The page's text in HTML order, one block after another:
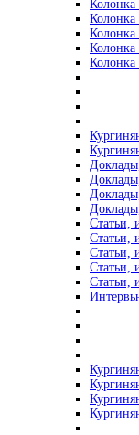
Колонка
Колонка
Колонка
Колонка
Колонка
Статьи,
Статьи,
Статьи,
Статьи,
Статьи,